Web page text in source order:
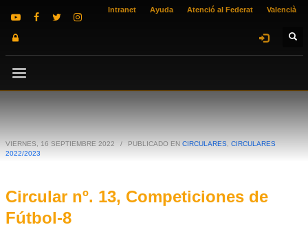
Intranet Ayuda Atenció al Federat Valencià
VIERNES, 16 SEPTIEMBRE 2022 / PUBLICADO EN CIRCULARES
CIRCULARES
2022/2023
Circular nº. 13, Competiciones de
Fútbol-8